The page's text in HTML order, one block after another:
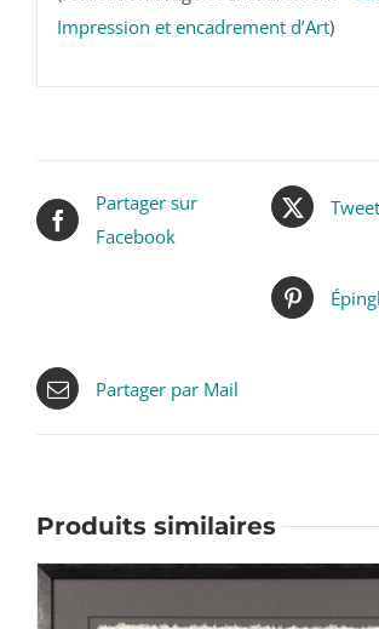
Impression et encadrement d’Art)
Partager sur
Facebook
Partager par Mail
Produits similaires